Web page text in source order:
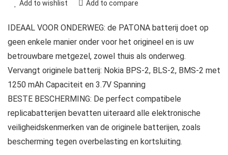
Add to wishlist Add to compare
IDEAAL VOOR ONDERWEG: de PATONA batterij doet op
geen enkele manier onder voor het origineel en is uw
betrouwbare metgezel, zowel thuis als onderweg.
Vervangt originele batterij: Nokia BPS-2, BLS-2, BMS-2 met
1250 mAh Capaciteit en 3.7V Spanning
BESTE BESCHERMING: De perfect compatibele
replicabatterijen bevatten uiteraard alle elektronische
veiligheidskenmerken van de originele batterijen, zoals
bescherming tegen overbelasting en kortsluiting.